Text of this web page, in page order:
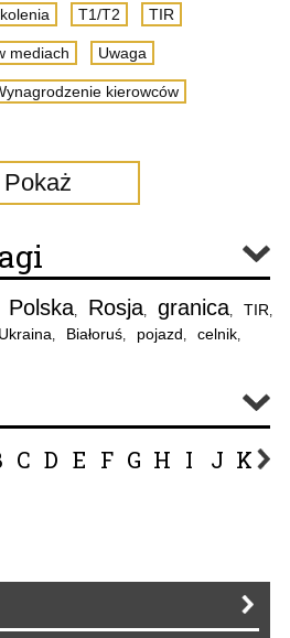
T1/T2 TIR
mediach Uwaga
kierowców
Pokaż
Polska, Rosja, granica, TIR,
Ukraina, Białoruś, pojazd, celnik,
C D E F G H I J K L